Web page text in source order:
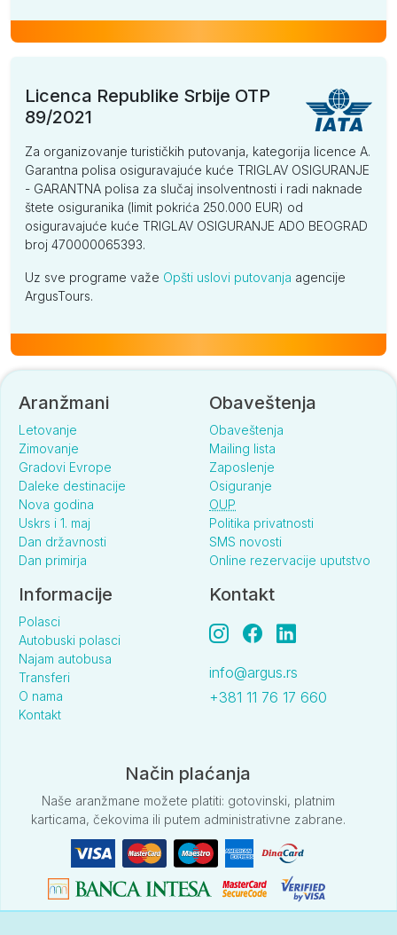
Standard soba pogled more (ND)
osobi
po
danu
Standard soba pogled more za 3 osobe (ND)
osobi
po
Standard soba pogled planina/more za 3 osobe (ND)
osobi
po
danu
-
Standard soba pogled planina za 3 osobe (ND)
po
osobi
po
danu
-
Standard soba pogled planina za 4 osobe (ND)
po
osobi
po
-
Standard soba (PP)
osobi
po
danu
Licenca Republike Srbije OTP
89/2021
Za organizovanje turističkih putovanja, kategorija licence A.
Garantna polisa osiguravajuće kuće TRIGLAV OSIGURANJE
- GARANTNA polisa za slučaj insolventnosti i radi naknade
štete osiguranika (limit pokrića 250.000 EUR) od
osiguravajuće kuće TRIGLAV OSIGURANJE ADO BEOGRAD
broj 470000065393.
Uz sve programe važe Opšti uslovi putovanja agencije
ArgusTours.
Aranžmani
Letovanje
Zimovanje
Gradovi Evrope
Daleke destinacije
Nova godina
Uskrs i 1. maj
Dan državnosti
Dan primirja
Obaveštenja
Obaveštenja
Mailing lista
Zaposlenje
Osiguranje
OUP
Politika privatnosti
SMS novosti
Online rezervacije uputstvo
Informacije
Polasci
Autobuski polasci
Najam autobusa
Transferi
O nama
Kontakt
Kontakt
info@argus.rs
+381 11 76 17 660
Način plaćanja
Naše aranžmane možete platiti: gotovinski, platnim
karticama, čekovima ili putem administrativne zabrane.